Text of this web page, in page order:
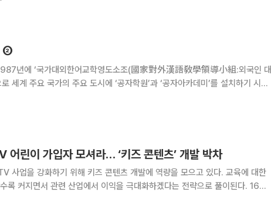
②
년에 ‘국가대외한어교학영도소조(國家對外漢語敎學領導小組:외국인 대
세계 주요 국가의 주요 도시에 ‘공자학원’과 ‘공자아카데미’를 설치하기 시작
어린이 가입자 모셔라… ‘키즈 콘텐츠’ 개발 박차
사업을 강화하기 위해 키즈 콘텐츠 개발에 역량을 모으고 있다. 교육에 대한
록 커지면서 관련 산업에서 이익을 극대화하겠다는 전략으로 풀이된다. 16일